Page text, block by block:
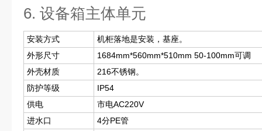
6. 设备箱主体单元
安装方式
机柜落地是安装，基座。
外形尺寸
1684mm*560mm*510mm 50-100mm可调
外壳材质
216不锈钢。
防护等级
IP54
供电
市电AC220V
进水口
4分PE管